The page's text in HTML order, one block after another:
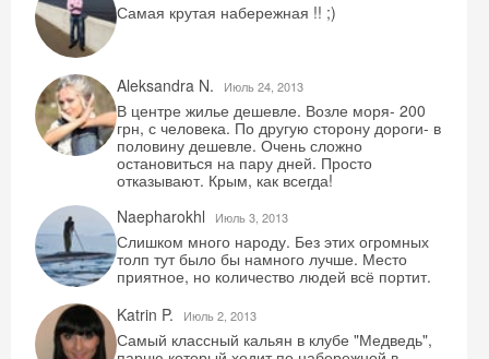
Самая крутая набережная !! ;)
Aleksandra N. Июль 24, 2013
В центре жилье дешевле. Возле моря- 200
грн, с человека. По другую сторону дороги- в
половину дешевле. Очень сложно
остановиться на пару дней. Просто
отказывают. Крым, как всегда!
Naepharokhl
Июль 3, 2013
Слишком много народу. Без этих огромных
толп тут было бы намного лучше. Место
приятное, но количество людей всё портит.
Katrin P.
Июль 2, 2013
Самый классный кальян в клубе "Медведь",